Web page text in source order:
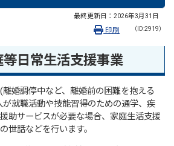
最終更新日： 2026年3月31日
（ID:2919）
印刷
等日常生活支援事業
婚調停中など、離婚前の困難を抱える
就職活動や技能習得のための通学、疾
助サービスが必要な場合、家庭生活支援
世話などを行います。